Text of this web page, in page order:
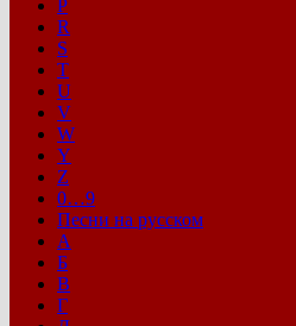
P
R
S
T
U
V
W
Y
Z
0…9
Песни на русском
А
Б
В
Г